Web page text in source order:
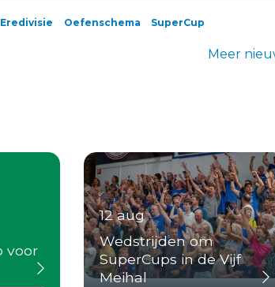
Eredivisie Oefenschema SuperCup
Meer
voor
12 aug
Wedstrijden om
SuperCups in de Vijf
Meihal